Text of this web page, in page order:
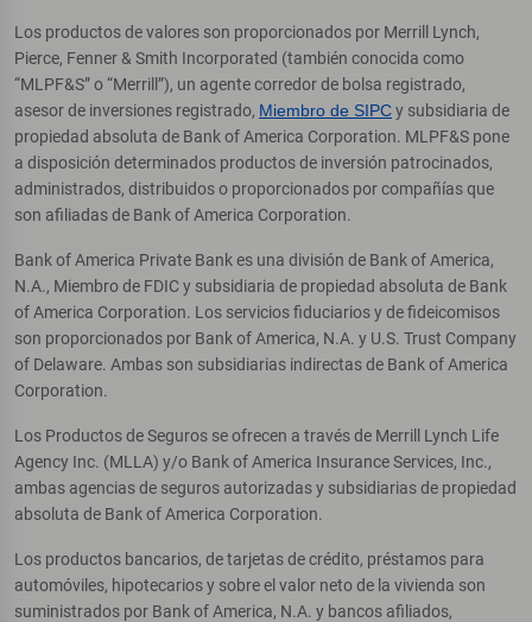
Los productos de valores son proporcionados por Merrill Lynch,
Pierce, Fenner & Smith Incorporated (también conocida como
“MLPF&S” o “Merrill”), un agente corredor de bolsa registrado,
asesor de inversiones registrado, Miembro de SIPCy subsidiaria de
propiedad absoluta de Bank of America Corporation. MLPF&S pone
a disposición determinados productos de inversión patrocinados,
administrados, distribuidos o proporcionados por compañías que
son afiliadas de Bank of America Corporation.
Bank of America Private Bank es una división de Bank of America,
N.A., Miembro de FDIC y subsidiaria de propiedad absoluta de Bank
of America Corporation. Los servicios fiduciarios y de fideicomisos
son proporcionados por Bank of America, N.A. y U.S. Trust Company
of Delaware. Ambas son subsidiarias indirectas de Bank of America
Corporation.
Los Productos de Seguros se ofrecen a través de Merrill Lynch Life
Agency Inc. (MLLA) y/o Bank of America Insurance Services, Inc.,
ambas agencias de seguros autorizadas y subsidiarias de propiedad
absoluta de Bank of America Corporation.
Los productos bancarios, de tarjetas de crédito, préstamos para
automóviles, hipotecarios y sobre el valor neto de la vivienda son
suministrados por Bank of America, N.A. y bancos afiliados,